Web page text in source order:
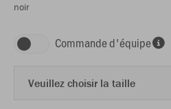
noir
Commande d'équipe
Veuillez choisir la taille